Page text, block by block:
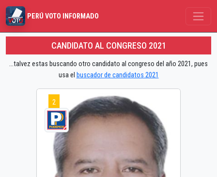
PERÚ VOTO INFORMADO
CANDIDATO AL CONGRESO 2021
...talvez estas buscando otro candidato al congreso del año 2021, pues
usa el buscador de candidatos 2021
2